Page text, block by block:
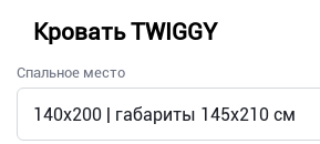
Кровать TWIGGY
Спальное место